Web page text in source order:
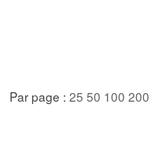
Par page : 25 50 100 200